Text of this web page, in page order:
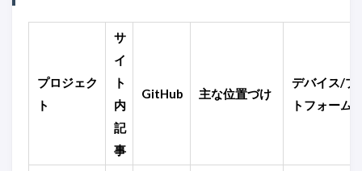
プロジェク
ト
サ
イ
ト
内
記
事
GitHub 主な位置づけ
デバイス/プ
トフォーム